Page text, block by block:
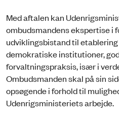
Med aftalen kan
ombudsmandens ekspertise i
udviklingsbistand til
demokratiske institutioner,
forvaltningspraksis, især i
Ombudsmanden skal på sin
opsøgende i forhold til
Udenrigsministeriets arbejde.